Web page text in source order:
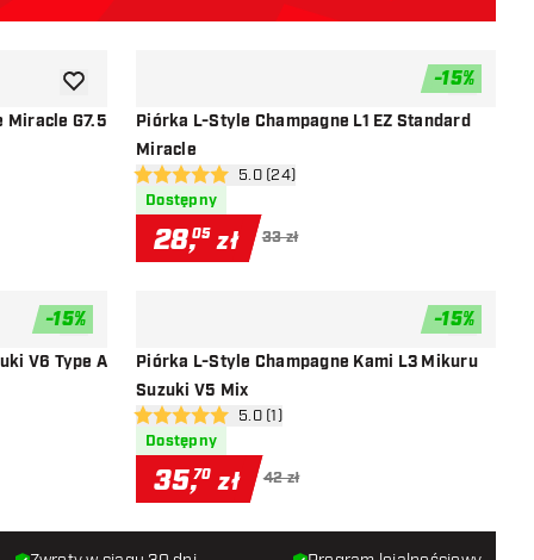
Miracle G7.5
dodaj do listy życzeń
-15%
Piórka L-Style Champagne L1 EZ Standard
Miracle
otwórz panel recenzji
5 gwiazdki oceny5.0 (24)
Dostępny
28,05 zł 33 zł
dodaj do
-15%
V6 Type A
dodaj do listy życzeń
-15%
Piórka L-Style Champagne Kami L3 Mikuru
Suzuki V5 Mix
otwórz panel recenzji
5 gwiazdki oceny5.0 (1)
Dostępny
35,70 zł 42 zł
dodaj do